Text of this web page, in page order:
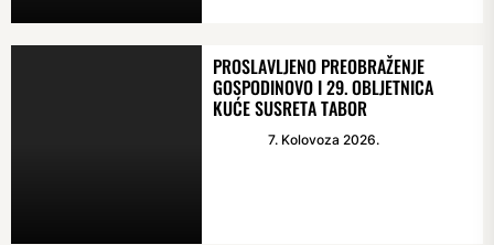
PROSLAVLJENO PREOBRAŽENJE
GOSPODINOVO I 29. OBLJETNICA
KUĆE SUSRETA TABOR
7. Kolovoza 2026.